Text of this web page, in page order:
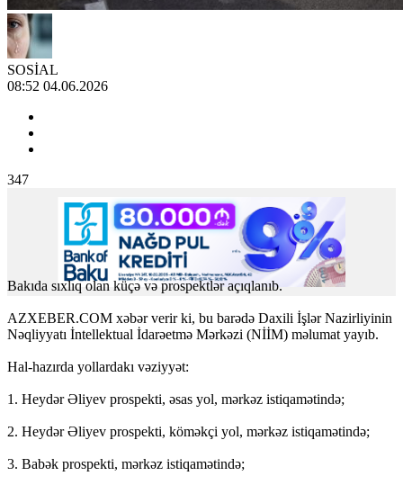
SOSİAL
08:52 04.06.2026
347
Bakıda sıxlıq olan küçə və prospektlər açıqlanıb.
Nəqliyyatı İntellektual İdarəetmə Mərkəzi (NİİM) məlumat yayıb.